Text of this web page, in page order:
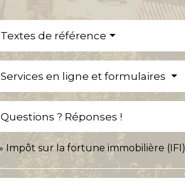
Textes de référence
Services en ligne et formulaires
Questions ? Réponses !
Impôt sur la fortune immobilière